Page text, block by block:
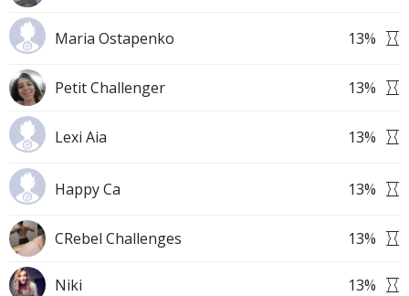
Maria Ostapenko 13%
Petit Challenger 13%
Lexi Aia 13%
Happy Ca 13%
CRebel Challenges 13%
Niki 13%